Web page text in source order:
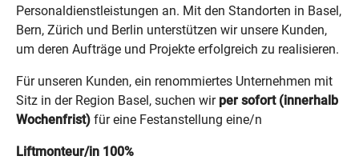
Personaldienstleistungen an. Mit den Standorten in Basel,
Bern, Zürich und Berlin unterstützen wir unsere Kunden,
um deren Aufträge und Projekte erfolgreich zu realisieren.
Für unseren Kunden, ein renommiertes Unternehmen mit
Sitz in der Region Basel, suchen wirper sofort (innerhalb
Wochenfrist)für eine Festanstellung eine/n
Liftmonteur/in 100%